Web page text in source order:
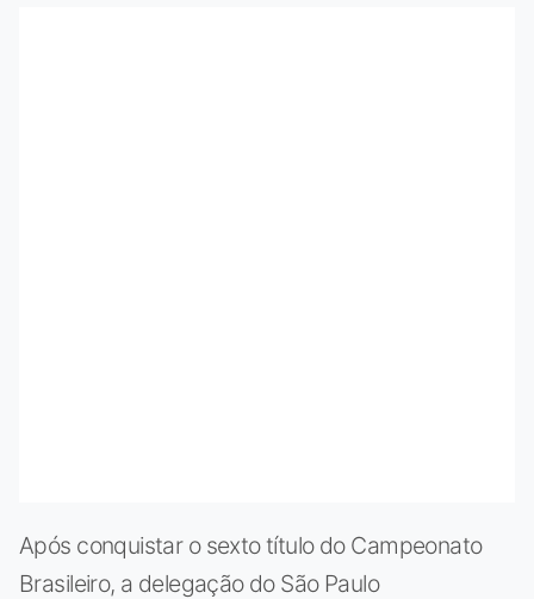
Após conquistar o sexto título do Campeonato
Brasileiro, a delegação do São Paulo